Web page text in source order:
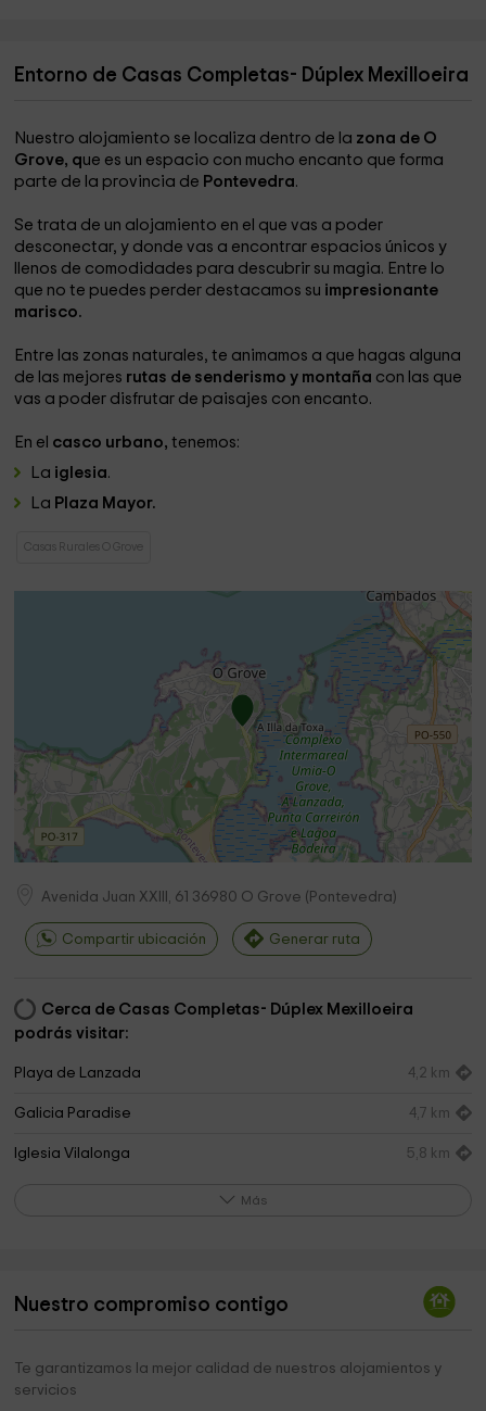
Entorno de Casas Completas- Dúplex Mexilloeira
Nuestro alojamiento se localiza dentro de la zona de O
Grove, que es un espacio con mucho encanto que forma
parte de la provincia de Pontevedra.
Se trata de un alojamiento en el que vas a poder
desconectar, y donde vas a encontrar espacios únicos y
llenos de comodidades para descubrir su magia. Entre lo
que no te puedes perder destacamos su impresionante
marisco.
Entre las zonas naturales, te animamos a que hagas alguna
de las mejores rutas de senderismo y montaña con las que
vas a poder disfrutar de paisajes con encanto.
En el casco urbano, tenemos:
La iglesia.
La Plaza Mayor.
Casas Rurales O Grove
Avenida Juan XXIII, 61 36980 O Grove ( Pontevedra)
Compartir ubicación Generar ruta
Cerca de Casas Completas- Dúplex Mexilloeira
podrás visitar:
Playa de Lanzada 4,2 km
Galicia Paradise 4,7 km
Iglesia Vilalonga 5,8 km
Iglesia de Santo Estevo de Noalla
Capilla do Santo 7,9 km
Casa Barrosa
Más
Nuestro compromiso contigo
Te garantizamos la mejor calidad de nuestros alojamientos y
servicios